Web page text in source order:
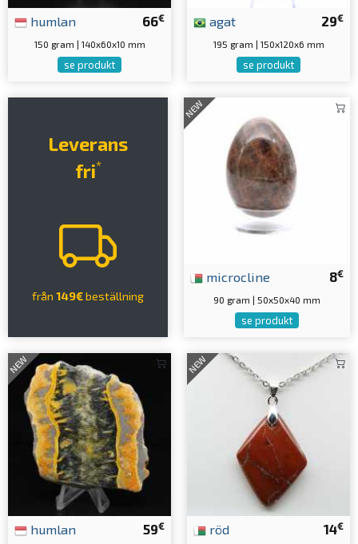
66€
humlan
150 gram | 140x60x10 mm
se produkt
29€
agat
195 gram | 150x120x6 mm
se produkt
Leverans
fri*
från 149€beställning
NEW
8€
microcline
90 gram | 50x50x40 mm
se produkt
NEW
59€
humlan
NEW
14€
röd